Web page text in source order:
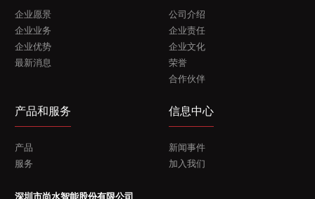
企业愿景
企业业务
企业优势
最新消息
公司介绍
企业责任
企业文化
荣誉
合作伙伴
产品和服务
产品
服务
信息中心
新闻事件
加入我们
深圳市尚水智能股份有限公司